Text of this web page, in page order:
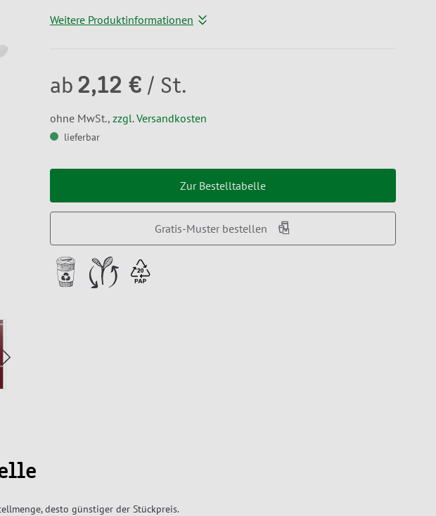
Weitere Produktinformationen
ab 2,12 € / St.
ohne MwSt., zzgl. Versandkosten
lieferbar
Zur Bestelltabelle
Gratis-Muster bestellen
desto günstiger der Stückpreis.